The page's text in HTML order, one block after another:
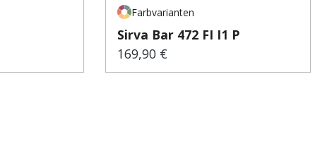
Farbvarianten
Sirva Bar 472 FI I1 P
Regulärer Preis:
169,90 €